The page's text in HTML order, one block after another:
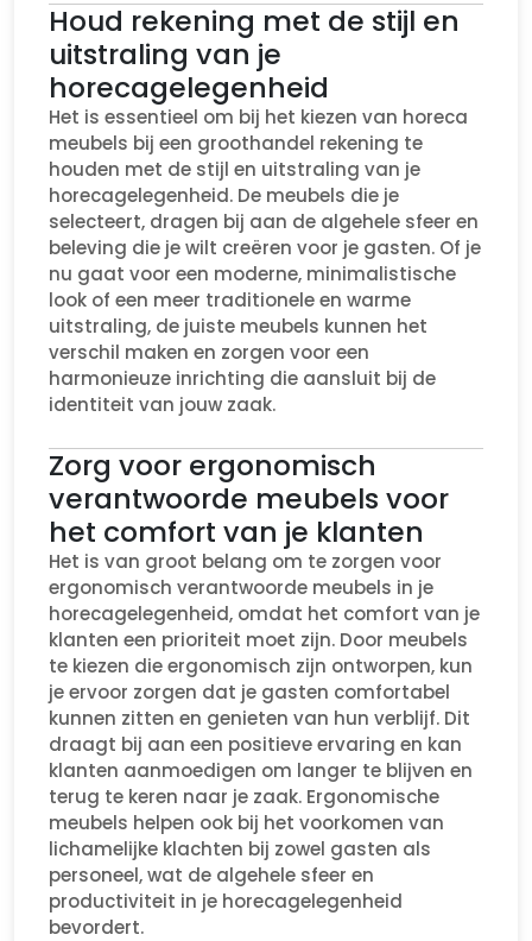
Houd rekening met de stijl en
uitstraling van je
horecagelegenheid
Het is essentieel om bij het kiezen van horeca
meubels bij een groothandel rekening te
houden met de stijl en uitstraling van je
horecagelegenheid. De meubels die je
selecteert, dragen bij aan de algehele sfeer en
beleving die je wilt creëren voor je gasten. Of je
nu gaat voor een moderne, minimalistische
look of een meer traditionele en warme
uitstraling, de juiste meubels kunnen het
verschil maken en zorgen voor een
harmonieuze inrichting die aansluit bij de
identiteit van jouw zaak.
Zorg voor ergonomisch
verantwoorde meubels voor
het comfort van je klanten
Het is van groot belang om te zorgen voor
ergonomisch verantwoorde meubels in je
horecagelegenheid, omdat het comfort van je
klanten een prioriteit moet zijn. Door meubels
te kiezen die ergonomisch zijn ontworpen, kun
je ervoor zorgen dat je gasten comfortabel
kunnen zitten en genieten van hun verblijf. Dit
draagt bij aan een positieve ervaring en kan
klanten aanmoedigen om langer te blijven en
terug te keren naar je zaak. Ergonomische
meubels helpen ook bij het voorkomen van
lichamelijke klachten bij zowel gasten als
personeel, wat de algehele sfeer en
productiviteit in je horecagelegenheid
bevordert.